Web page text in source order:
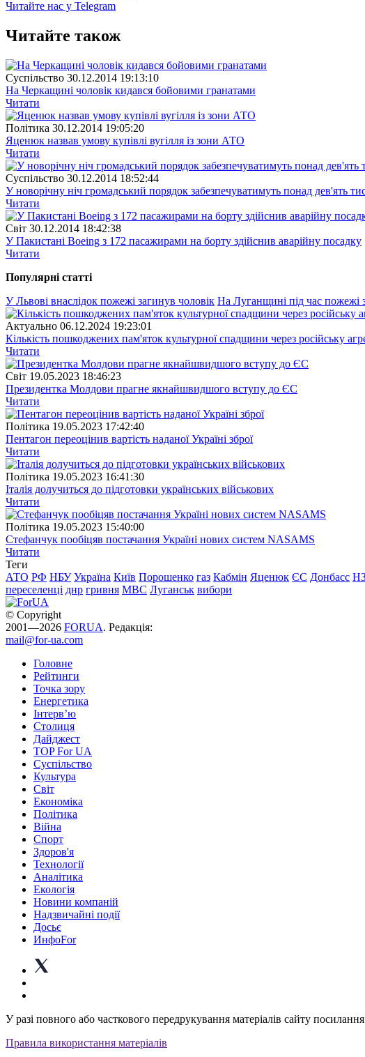
Читайте нас у Telegram
Читайте також
Суспiльство 30.12.2014 19:13:10
На Черкащині чоловік кидався бойовими гранатами
Читати
Полiтика 30.12.2014 19:05:20
Яценюк назвав умову купівлі вугілля із зони АТО
Читати
Суспiльство 30.12.2014 18:52:44
У новорічну ніч громадський порядок забезпечуватимуть понад дев'ять
Читати
Свiт 30.12.2014 18:42:38
У Пакистані Boeing з 172 пасажирами на борту здійснив аварійну посадку
Читати
Популярнi статтi
У Львові внаслідок пожежі загинув чоловік На Луганщині під час пожежі
Актуально 06.12.2024 19:23:01
Кількість пошкоджених пам'яток культурної спадщини через російську
Читати
Свiт 19.05.2023 18:46:23
Президентка Молдови прагне якнайшвидшого вступу до ЄС
Читати
Полiтика 19.05.2023 17:42:40
Пентагон переоцінив вартість наданої Україні зброї
Читати
Полiтика 19.05.2023 16:41:30
Італія долучиться до підготовки українських військових
Читати
Полiтика 19.05.2023 15:40:00
Стефанчук пообіцяв постачання Україні нових систем NASAMS
Читати
Теги
АТО РФ НБУ Україна Київ Порошенко газ Кабмін Яценюк ЄС Донбасс
переселенці днр гривня МВС Луганськ вибори
© Copyright
2001—2026 FORUA. Редакція:
mail@for-ua.com
Головне
Рейтинги
Точка зору
Енергетика
Інтерв’ю
Столиця
Дайджест
TOP For UA
Суспiльство
Культура
Світ
Економіка
Політика
Війна
Спорт
Здоров'я
Технології
Аналітика
Екологія
Новини компаній
Надзвичайні події
Досьє
ИнфоFor
У разі повного або часткового передрукування матеріалів сайту
Правила використання матеріалів